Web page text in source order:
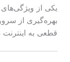
بهره‌گیری از
قطعی به